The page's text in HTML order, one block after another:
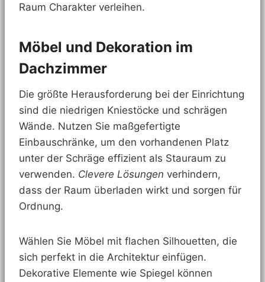
Raum Charakter verleihen.
Möbel und Dekoration im
Dachzimmer
Die größte Herausforderung bei der Einrichtung
sind die niedrigen Kniestöcke und schrägen
Wände. Nutzen Sie maßgefertigte
Einbauschränke, um den vorhandenen Platz
unter der Schräge effizient als Stauraum zu
verwenden. Clevere Lösungen verhindern,
dass der Raum überladen wirkt und sorgen für
Ordnung.
Wählen Sie Möbel mit flachen Silhouetten, die
sich perfekt in die Architektur einfügen.
Dekorative Elemente wie Spiegel können